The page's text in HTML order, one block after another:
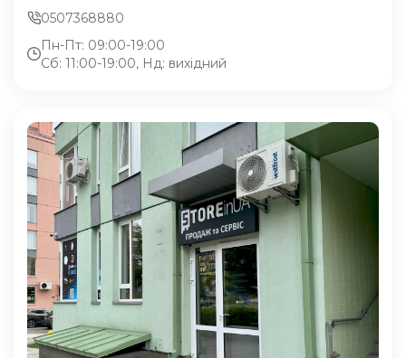
0507368880
Пн-Пт: 09:00-19:00
Сб: 11:00-19:00, Нд: вихідний